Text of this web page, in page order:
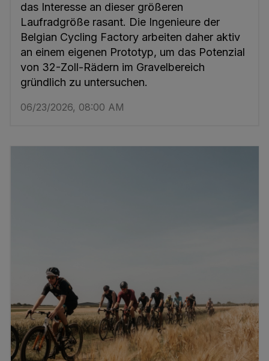
das Interesse an dieser größeren
Laufradgröße rasant. Die Ingenieure der
Belgian Cycling Factory arbeiten daher aktiv
an einem eigenen Prototyp, um das Potenzial
von 32-Zoll-Rädern im Gravelbereich
gründlich zu untersuchen.
06/23/2026, 08:00 AM